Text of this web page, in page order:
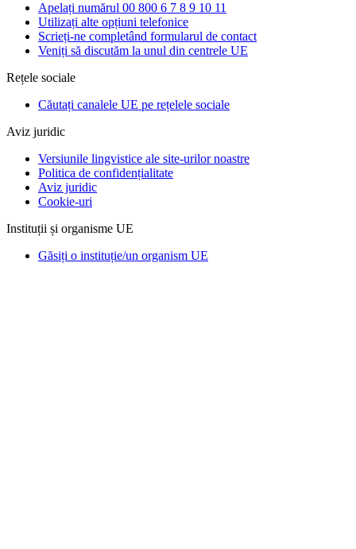
Apelați numărul 00 800 6 7 8 9 10 11
Utilizați alte opțiuni telefonice
Scrieți-ne completând formularul de contact
Veniți să discutăm la unul din centrele UE
Rețele sociale
Căutați canalele UE pe rețelele sociale
Aviz juridic
Versiunile lingvistice ale site-urilor noastre
Politica de confidențialitate
Aviz juridic
Cookie-uri
Instituții și organisme UE
Găsiți o instituție/un organism UE